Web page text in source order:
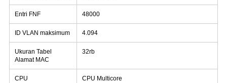
Entri FNF 48000
ID VLAN maksimum 4.094
Ukuran Tabel
Alamat MAC
32rb
CPU CPU Multicore